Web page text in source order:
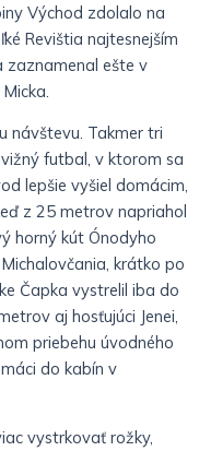
Východ zdolalo na
Revištia najtesnejším
zaznamenal ešte v
návštevu. Takmer tri
futbal, v ktorom sa
lepšie vyšiel domácim,
z 25 metrov napriahol
horný kút Ónodyho
krátko po
Čapka vystrelil iba do
aj hosťujúci Jenei,
priebehu úvodného
do kabín v
vystrkovať rožky,